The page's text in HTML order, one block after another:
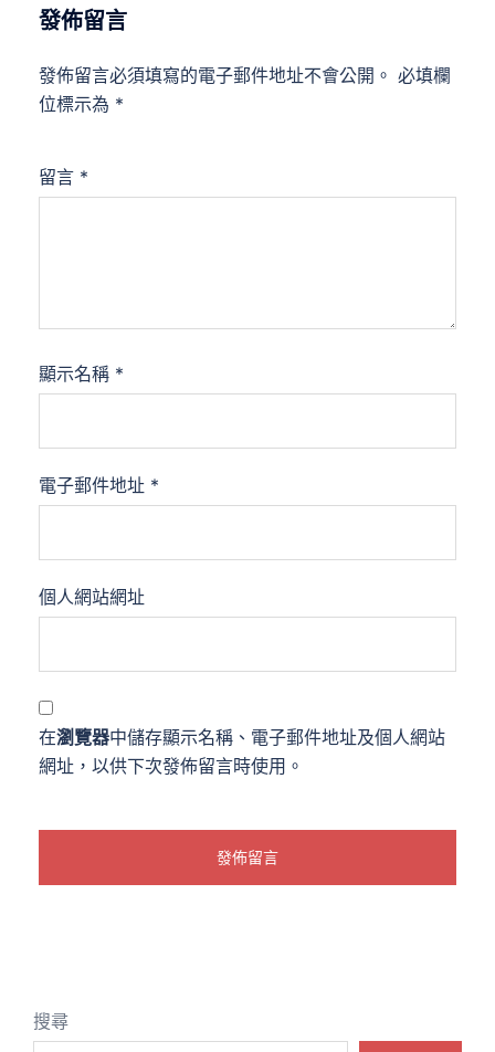
發佈留言
發佈留言必須填寫的電子郵件地址不會公開。 必填欄
位標示為 *
留言 *
顯示名稱 *
電子郵件地址 *
個人網站網址
在瀏覽器中儲存顯示名稱、電子郵件地址及個人網站
網址，以供下次發佈留言時使用。
搜尋